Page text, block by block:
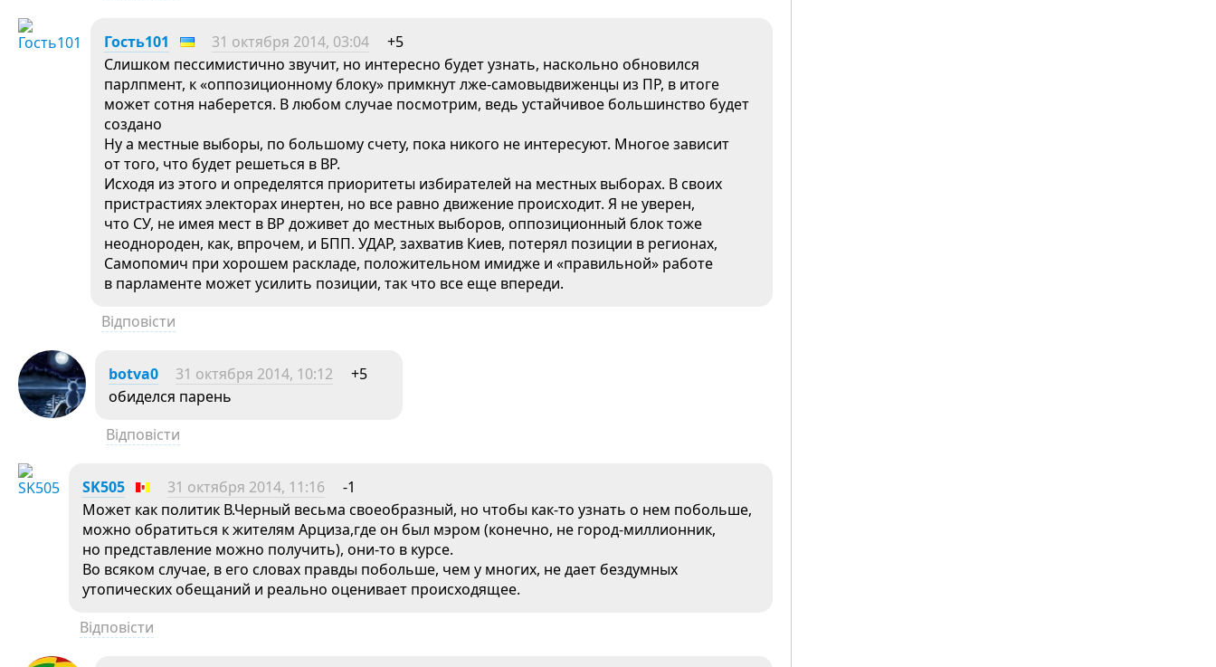
Гость101 31 октября 2014, 03:04
+5
Слишком пессимистично звучит, но интересно будет узнать, наскольно обновился
парлпмент, к «оппозиционному блоку» примкнут лже-самовыдвиженцы из ПР, в итоге
может сотня наберется. В любом случае посмотрим, ведь устайчивое большинство будет
создано
Ну а местные выборы, по большому счету, пока никого не интересуют. Многое зависит
от того, что будет решеться в ВР.
Исходя из этого и определятся приоритеты избирателей на местных выборах. В своих
пристрастиях электорах инертен, но все равно движение происходит. Я не уверен,
что СУ, не имея мест в ВР доживет до местных выборов, оппозиционный блок тоже
неоднороден, как, впрочем, и БПП. УДАР, захватив Киев, потерял позиции в регионах,
Самопомич при хорошем раскладе, положительном имидже и «правильной» работе
в парламенте может усилить позиции, так что все еще впереди.
Відповісти
botva0 31 октября 2014, 10:12
+5
обиделся парень
Відповісти
SK505 31 октября 2014, 11:16
-1
Может как политик В.Черный весьма своеобразный, но чтобы как-то узнать о нем побольше,
можно обратиться к жителям Арциза,где он был мэром (конечно, не город-миллионник,
но представление можно получить), они-то в курсе.
Во всяком случае, в его словах правды побольше, чем у многих, не дает бездумных
утопических обещаний и реально оценивает происходящее.
Відповісти